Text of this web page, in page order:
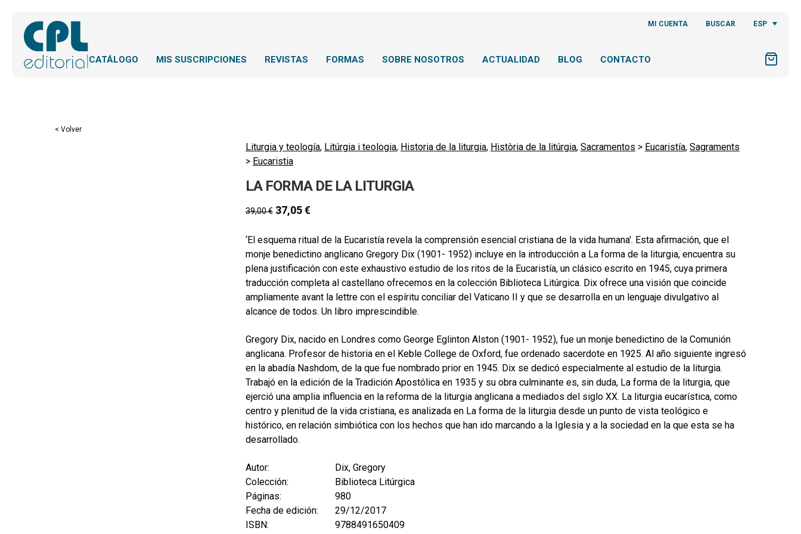
MI CUENTA BUSCAR ESP
CATÁLOGO MIS SUSCRIPCIONES REVISTAS FORMAS SOBRE NOSOTROS ACTUALIDAD BLOG CONTACTO
< Volver
Liturgia y teología, Litúrgia i teologia, Historia de la liturgia, Història de la litúrgia, Sacramentos > Eucaristía, Sagraments
> Eucaristia
LA FORMA DE LA LITURGIA
39,00€ 37,05€
‘El esquema ritual de la Eucaristía revela la comprensión esencial cristiana de la vida humana'. Esta afirmación, que el
monje benedictino anglicano Gregory Dix (1901- 1952) incluye en la introducción a La forma de la liturgia, encuentra su
plena justificación con este exhaustivo estudio de los ritos de la Eucaristía, un clásico escrito en 1945, cuya primera
traducción completa al castellano ofrecemos en la colección Biblioteca Litúrgica. Dix ofrece una visión que coincide
ampliamente avant la lettre con el espíritu conciliar del Vaticano II y que se desarrolla en un lenguaje divulgativo al
alcance de todos. Un libro imprescindible.
Gregory Dix, nacido en Londres como George Eglinton Alston (1901- 1952), fue un monje benedictino de la Comunión
anglicana. Profesor de historia en el Keble College de Oxford, fue ordenado sacerdote en 1925. Al año siguiente ingresó
en la abadía Nashdom, de la que fue nombrado prior en 1945. Dix se dedicó especialmente al estudio de la liturgia.
Trabajó en la edición de la Tradición Apostólica en 1935 y su obra culminante es, sin duda, La forma de la liturgia, que
ejerció una amplia influencia en la reforma de la liturgia anglicana a mediados del siglo XX. La liturgia eucarística, como
centro y plenitud de la vida cristiana, es analizada en La forma de la liturgia desde un punto de vista teológico e
histórico, en relación simbiótica con los hechos que han ido marcando a la Iglesia y a la sociedad en la que esta se ha
desarrollado.
Autor:
Dix, Gregory
Colección:
Biblioteca Litúrgica
Páginas:
980
Fecha de edición:
29/12/2017
ISBN:
9788491650409